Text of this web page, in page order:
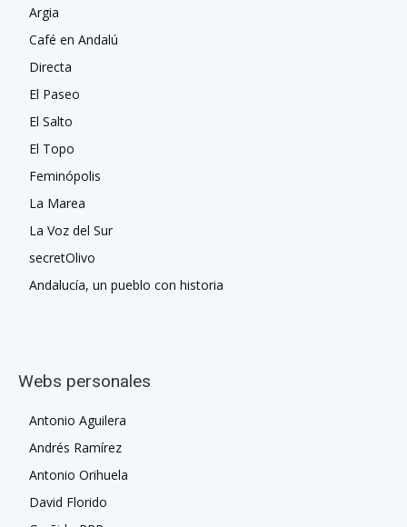
Argia
Café en Andalú
Directa
El Paseo
El Salto
El Topo
Feminópolis
La Marea
La Voz del Sur
secretOlivo
Andalucía, un pueblo con historia
Webs personales
Antonio Aguilera
Andrés Ramírez
Antonio Orihuela
David Florido